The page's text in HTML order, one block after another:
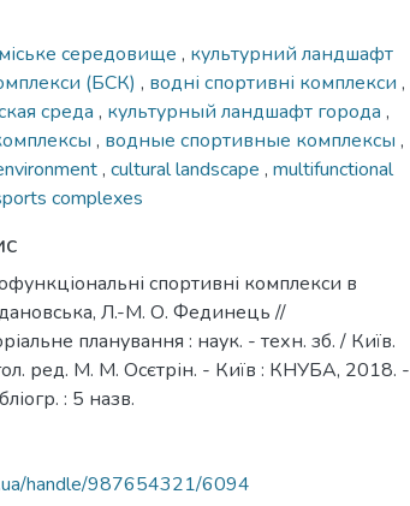
міське середовище , культурний ландшафт
(БСК) , водні спортивні комплекси ,
среда , культурный ландшафт города ,
, водные спортивные комплексы ,
, cultural landscape , multifunctional
complexes
спортивні комплекси в
Л.-М. О. Фединець //
планування : наук. - техн. зб. / Київ.
ред. М. М. Осєтрін. - Київ : КНУБА, 2018. -
: 5 назв.
handle/987654321/6094